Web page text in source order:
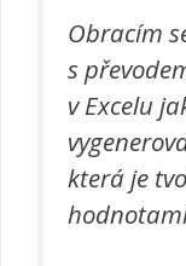
Obracím
s
v Excelu
která je